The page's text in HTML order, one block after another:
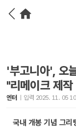
'부고니아', 오
"리메이크 제
엔터 입력 2025. 11. 05
국내 개봉 기념 그리